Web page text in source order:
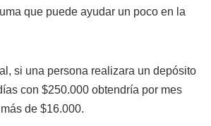
que puede ayudar un poco en la
si una persona realizara un depósito
con $250.000 obtendría por mes
de $16.000.